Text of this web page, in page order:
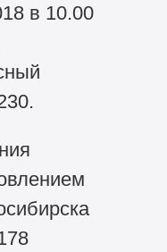
в 10.00